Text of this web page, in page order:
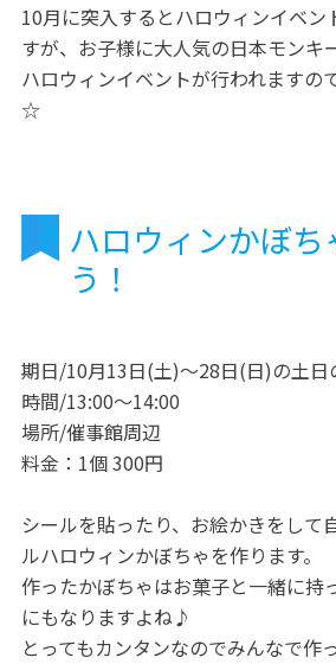
10月に突入するとハロウィンイベン
すが、お子様に大人気の日本モンキ
ハロウィンイベントが行われますの
☆
ハロウィンかぼち
う！
期日/10月13日(土)～28日(日)の土日
時間/13:00～14:00
場所/催事館周辺
料金：1個 300円
シールを貼ったり、お絵かきをして
ルハロウィンかぼちゃを作ります。
作ったかぼちゃはお菓子と一緒に持
にもなりますよね♪
とってもカンタンなのでみんなで作